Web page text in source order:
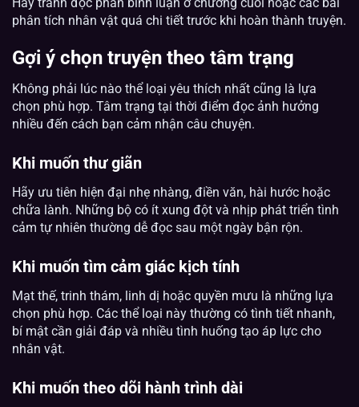
phân tích nhân vật quá chi tiết trước khi hoàn thành truyện.
Gợi ý chọn truyện theo tâm trạng
Không phải lúc nào thể loại yêu thích nhất cũng là lựa
chọn phù hợp. Tâm trạng tại thời điểm đọc ảnh hưởng
nhiều đến cách bạn cảm nhận câu chuyện.
Khi muốn thư giãn
Hãy ưu tiên hiện đại nhẹ nhàng, điền văn, hài hước hoặc
chữa lành. Những bộ có ít xung đột và nhịp phát triển tình
cảm tự nhiên thường dễ đọc sau một ngày bận rộn.
Khi muốn tìm cảm giác kịch tính
Mạt thế, trinh thám, linh dị hoặc quyền mưu là những lựa
chọn phù hợp. Các thể loại này thường có tình tiết nhanh,
bí mật cần giải đáp và nhiều tình huống tạo áp lực cho
nhân vật.
Khi muốn theo dõi hành trình dài